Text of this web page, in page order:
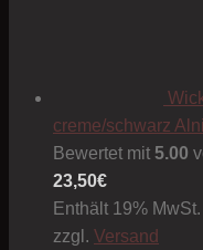
creme/schwarz
Bewertet mit 5.00
23,50€
Enthält 19% MwSt.
zzgl. Versand